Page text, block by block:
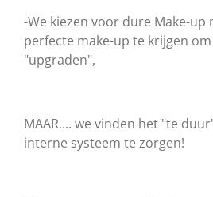
-We kiezen voor dure Make-up
perfecte make-up te krijgen
"upgraden",
MAAR.... we vinden het "te
interne systeem te zorgen!